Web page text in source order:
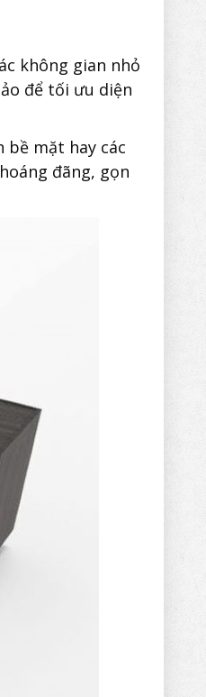
không gian nhỏ
để tối ưu diện
bề mặt hay các
đãng, gọn